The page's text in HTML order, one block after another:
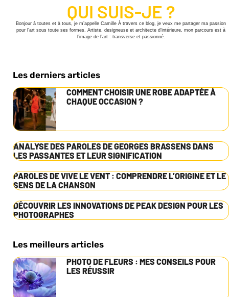
QUI SUIS-JE ?
Bonjour à toutes et à tous, je m’appelle Camille À travers ce blog, je veux me partager ma passion
pour l’art sous toute ses formes. Artiste, designeuse et architecte d’intérieure, mon parcours est à
l’image de l’art : transverse et passionné.
Les derniers articles
COMMENT CHOISIR UNE ROBE ADAPTÉE À
CHAQUE OCCASION ?
ANALYSE DES PAROLES DE GEORGES BRASSENS DANS
LES PASSANTES ET LEUR SIGNIFICATION
PAROLES DE VIVE LE VENT : COMPRENDRE L’ORIGINE ET LE
SENS DE LA CHANSON
DÉCOUVRIR LES INNOVATIONS DE PEAK DESIGN POUR LES
PHOTOGRAPHES
Les meilleurs articles
PHOTO DE FLEURS : MES CONSEILS POUR
LES RÉUSSIR